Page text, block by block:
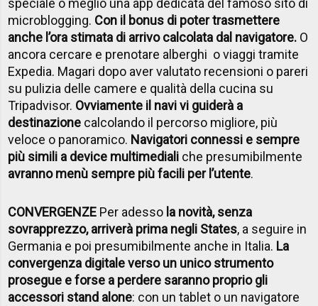
speciale o meglio una app dedicata del famoso sito di
microblogging. Con il bonus di poter trasmettere
anche l’ora stimata di arrivo calcolata dal navigatore. O
ancora cercare e prenotare alberghi o viaggi tramite
Expedia. Magari dopo aver valutato recensioni o pareri
su pulizia delle camere e qualità della cucina su
Tripadvisor. Ovviamente il navi vi guiderà a
destinazione calcolando il percorso migliore, più
veloce o panoramico. Navigatori connessi e sempre
più simili a device multimediali che presumibilmente
avranno menù sempre più facili per l’utente.
CONVERGENZE Per adesso la novità, senza
sovrapprezzo, arriverà prima negli States, a seguire in
Germania e poi presumibilmente anche in Italia. La
convergenza digitale verso un unico strumento
prosegue e forse a perdere saranno proprio gli
accessori stand alone: con un tablet o un navigatore